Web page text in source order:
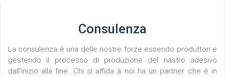
Consulenza
La consulenza è una delle nostre forze essendo produttori e
gestendo il processo di produzione del nastro adesivo
dall’inizio alla fine. Chi si affida a noi ha un partner che è in